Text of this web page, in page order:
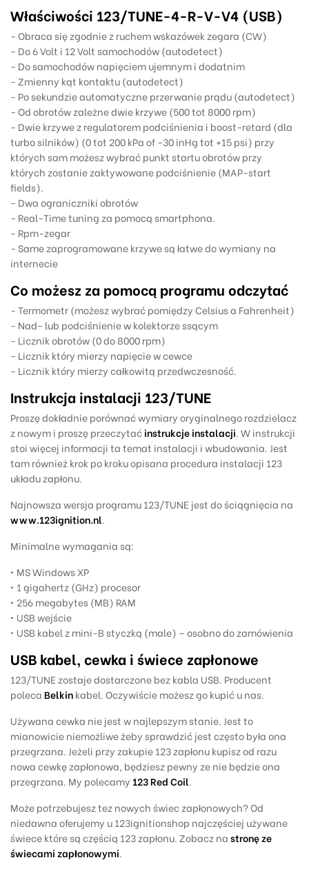
Właściwości 123/TUNE-4-R-V-V4 (USB)
-Obraca się zgodnie z ruchem wskazówek zegara (CW)
- Do 6 Volt i 12 Volt samochodów (autodetect)
- Do samochodów napięciem ujemnym i dodatnim
- Zmienny kąt kontaktu (autodetect)
- Po sekundzie automatyczne przerwanie prądu(autodetect)
- Od obrotów zależne dwie krzywe (500 tot 8000 rpm)
- Dwie krzywe z regulatorem podciśnienia i boost-retard (dla
turbo silników) (0 tot 200 kPa of -30 inHg tot +15 psi) przy
których sam możesz wybrać punkt startu obrotów przy
których zostanie zaktywowane podciśnienie (MAP-start
fields).
- Dwa ograniczniki obrotów
- Real-Time tuning za pomocą smartphona.
- Rpm-zegar
- Same zaprogramowane krzywe są łatwe do wymiany na
internecie
Co możesz za pomocą programu odczytać
- Termometr (możesz wybrać pomiędzy Celsius a Fahrenheit)
- Nad- lub podciśnienie w kolektorze ssącym
- Licznik obrotów (0 do 8000 rpm)
- Licznik który mierzy napięcie w cewce
- Licznik który mierzy całkowitą przedwczesność.
Instrukcja instalacji 123/TUNE
Proszędokładnie porównać wymiary oryginalnego rozdzielacz
z nowym i proszęprzeczytaćinstrukcje instalacji. Winstrukcji
stoiwięcej informacjitatemat instalacji i wbudowania. Jest
tamrównież krok po krokuopisana procedura instalacji 123
układuzapłonu.
Najnowsza wersja programu 123/TUNE jest do ściągnięcia na
www.123ignition.nl.
Minimalne wymagania są:
• MS Windows XP
• 1 gigahertz (GHz) procesor
• 256 megabytes (MB) RAM
• USB wejście
• USB kabel z mini-B styczką (male) – osobno do zamówienia
USB kabel, cewka i świece zapłonowe
123/TUNE zostaje dostarczone bez kabla USB. Producent
polecaBelkinkabel. Oczywiście możesz go kupić u nas.
Używana cewka nie jest w najlepszym stanie. Jest to
mianowicieniemożliweżeby sprawdzić jest często była ona
przegrzana. Jeżeli przy zakupie 123 zapłonu kupisz od razu
nowa cewkę zapłonowa, będziesz pewny ze nie będzie ona
przegrzana. My polecamy 123 Red Coil.
Może potrzebujesz tez nowych świec zapłonowych? Od
niedawnaoferujemy u 123ignitionshop najczęściej używane
świecektóre są częścią 123 zapłonu. Zobacz nastronę ze
świecami zapłonowymi.